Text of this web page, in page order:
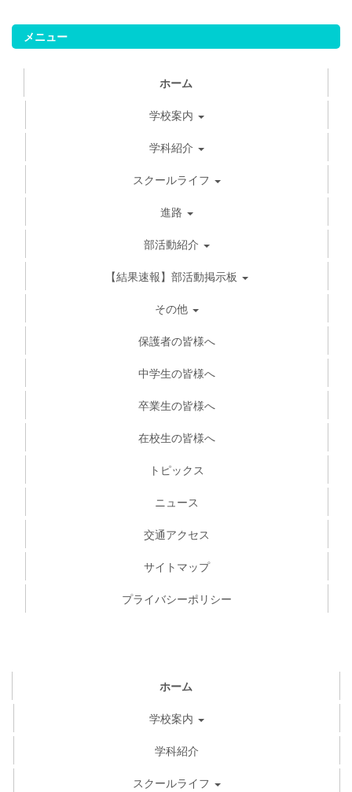
メニュー
ホーム
学校案内
学科紹介
スクールライフ
進路
部活動紹介
【結果速報】部活動掲示板
その他
保護者の皆様へ
中学生の皆様へ
卒業生の皆様へ
在校生の皆様へ
トピックス
ニュース
交通アクセス
サイトマップ
プライバシーポリシー
ホーム
学校案内
学科紹介
スクールライフ